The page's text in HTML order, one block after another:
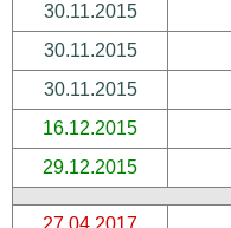
30.11.2015
30.11.2015
30.11.2015
16.12.2015
29.12.2015
27.04.2017